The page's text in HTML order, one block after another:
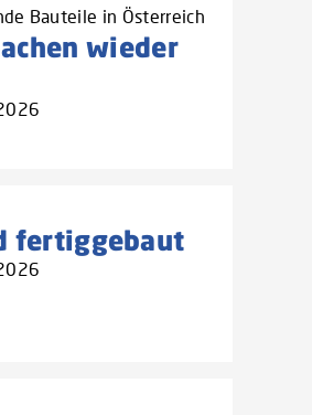
Bauteile in Österreich
wieder
fertiggebaut